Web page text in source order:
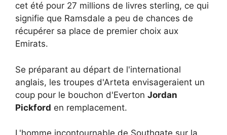
cet été pour 27 millions de livres sterling, ce qui
signifie que Ramsdale a peu de chances de
récupérer sa place de premier choix aux
Emirats.
Se préparant au départ de l'international
anglais, les troupes d'Arteta envisageraient un
coup pour le bouchon d'Everton Jordan
Pickford en remplacement.